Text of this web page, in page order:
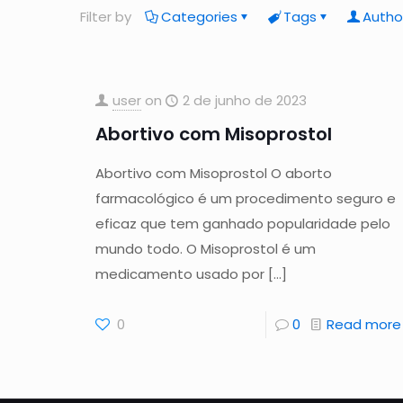
Filter by Categories Tags
user on 2 de junho de 2023
Abortivo com Misoprostol
Abortivo com Misoprostol O aborto
farmacológico é um procedimento seguro e
eficaz que tem ganhado popularidade pelo
mundo todo. O Misoprostol é um
medicamento usado por[…]
0 0 Read more